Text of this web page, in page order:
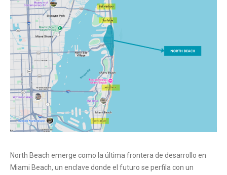
North Beach emerge como la última frontera de desarrollo en
Miami Beach, un enclave donde el futuro se perfila con un